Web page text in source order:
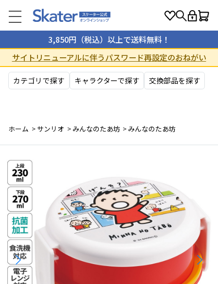
3,850円（税込）以上で送料無料！
サイトリニューアルに伴うパスワード再設定のおねがい
カテゴリで探す キャラクターで探す 交換部品を探す
ホーム > サンリオ > みんなのたあ坊 > みんなのたあ坊